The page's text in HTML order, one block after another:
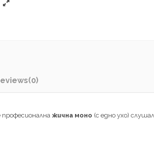
(0)
професионална жична моно (с едно ухо)